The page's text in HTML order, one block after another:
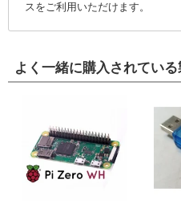
スをご利用いただけます。
よく一緒に購入されている